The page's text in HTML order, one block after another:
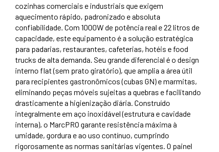
cozinhas comerciais e industriais que exigem
aquecimento rápido, padronizado e absoluta
confiabilidade. Com 1000W de potência real e 22 litros de
capacidade, este equipamento é a solução estratégica
para padarias, restaurantes, cafeterias, hotéis e food
trucks de alta demanda. Seu grande diferencial é o design
interno flat (sem prato giratório), que amplia a área útil
para recipientes gastronômicos (cubas GN) e marmitas,
eliminando peças móveis sujeitas a quebras e facilitando
drasticamente a higienização diária. Construído
integralmente em aço inoxidável (estrutura e cavidade
interna), o MarcPRO garante resistência máxima à
umidade, gordura e ao uso contínuo, cumprindo
rigorosamente as normas sanitárias vigentes. O painel